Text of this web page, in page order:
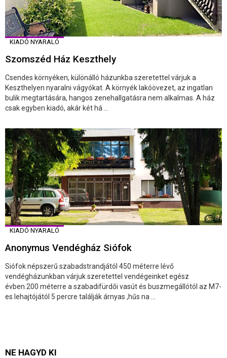
KIADÓ NYARALÓ
Szomszéd Ház Keszthely
Csendes környéken, különálló házunkba szeretettel várjuk a
Keszthelyen nyaralni vágyókat. A környék lakóövezet, az ingatlan
bulik megtartására, hangos zenehallgatásra nem alkalmas. A ház
csak egyben kiadó, akár két há ...
KIADÓ NYARALÓ
Anonymus Vendégház Siófok
Siófok népszerű szabadstrandjától 450 méterre lévő
vendégházunkban várjuk szeretettel vendégeinket egész
évben.200 méterre a szabadifürdői vasút és buszmegállótól az M7-
es lehajtójától 5 percre találják árnyas ,hűs na ...
NE HAGYD KI